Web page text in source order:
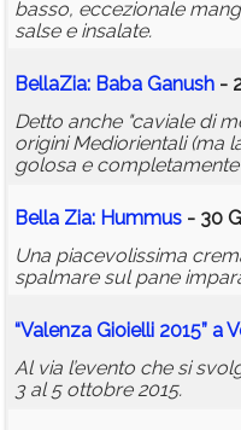
basso, eccezionale
salse e insalate.
BellaZia: Baba Ganush -
Detto anche "caviale di
origini Mediorientali (ma
golosa e
Bella Zia: Hummus - 30
Una piacevolissima
spalmare sul pane
“Valenza Gioielli 2015” a
Al via l’evento che si
3 al 5 ottobre 2015.